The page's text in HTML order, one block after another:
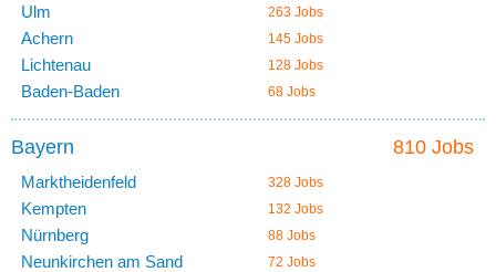
Ulm 263 Jobs
Achern 145 Jobs
Lichtenau 128 Jobs
Baden-Baden 68 Jobs
810 Jobs
Bayern
Marktheidenfeld 328 Jobs
Kempten 132 Jobs
Nürnberg 88 Jobs
Neunkirchen am Sand 72 Jobs